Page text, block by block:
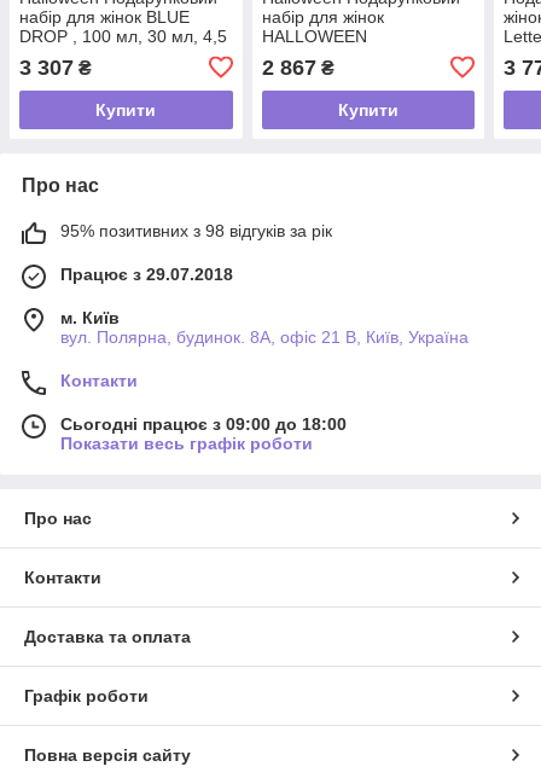
набір для жінок BLUE
DROP , 100 мл, 30 мл, 4,5
3 307 ₴
Купити
набір для жінок
HALLOWEEN
2 867₴
Купити
3
Про нас
95% позитивних з 98 відгуків за рік
Працює з 29.07.2018
м. Київ
вул. Полярна, будинок. 8А, офіс 21 В, Київ, Україна
Контакти
Сьогодні працює з 09:00 до 18:00
Показати весь графік роботи
Про нас
Контакти
Доставка та оплата
Графік роботи
Повна версія сайту